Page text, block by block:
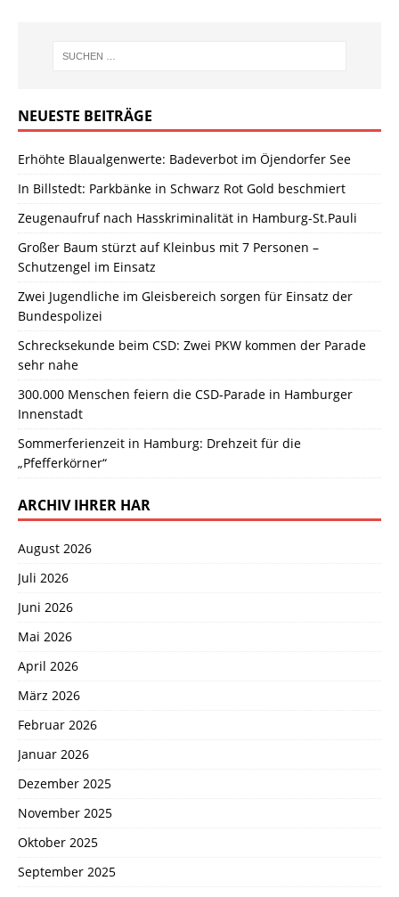
NEUESTE BEITRÄGE
Erhöhte Blaualgenwerte: Badeverbot im Öjendorfer See
In Billstedt: Parkbänke in Schwarz Rot Gold beschmiert
Zeugenaufruf nach Hasskriminalität in Hamburg-St.Pauli
Großer Baum stürzt auf Kleinbus mit 7 Personen –
Schutzengel im Einsatz
Zwei Jugendliche im Gleisbereich sorgen für Einsatz der
Bundespolizei
Schrecksekunde beim CSD: Zwei PKW kommen der Parade
sehr nahe
300.000 Menschen feiern die CSD-Parade in Hamburger
Innenstadt
Sommerferienzeit in Hamburg: Drehzeit für die
„Pfefferkörner“
ARCHIV IHRER HAR
August 2026
Juli 2026
Juni 2026
Mai 2026
April 2026
März 2026
Februar 2026
Januar 2026
Dezember 2025
November 2025
Oktober 2025
September 2025